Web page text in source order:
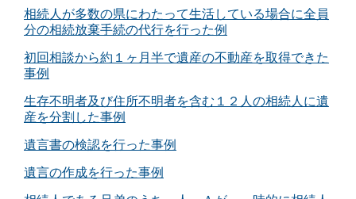
相続人が多数の県にわたって生活している場合に全員
分の相続放棄手続の代行を行った例
初回相談から約１ヶ月半で遺産の不動産を取得できた
事例
生存不明者及び住所不明者を含む１２人の相続人に遺
産を分割した事例
遺言書の検認を行った事例
遺言の作成を行った事例